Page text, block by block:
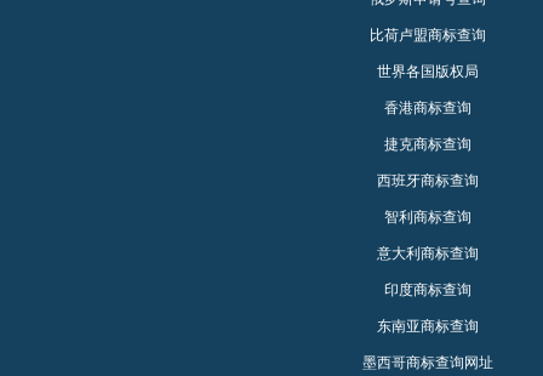
比荷卢盟商标查询
世界各国版权局
香港商标查询
捷克商标查询
西班牙商标查询
智利商标查询
意大利商标查询
印度商标查询
东南亚商标查询
墨西哥商标查询网址